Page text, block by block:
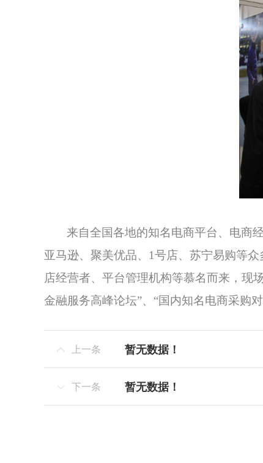
来自全国各地的知名电商平台、电商
亚马逊、聚美优品、1号店、苏宁易购等
店经营者、平台管理机构等慕名而来，现
金融服务高峰论坛”、“国内知名电商采购
 上一条 暂无数据！
 下一条 暂无数据！